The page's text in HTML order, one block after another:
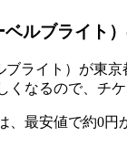
ルブライト
ブライト）が東
くなるので、チ
、最安値で約0円